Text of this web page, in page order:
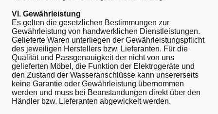
VI. Gewährleistung
Es gelten die gesetzlichen Bestimmungen zur
Gewährleistung von handwerklichen Dienstleistungen.
Gelieferte Waren unterliegen der Gewährleistungspflicht
des jeweiligen Herstellers bzw. Lieferanten. Für die
Qualität und Passgenauigkeit der nicht von uns
gelieferten Möbel, die Funktion der Elektrogeräte und
den Zustand der Wasseranschlüsse kann unsererseits
keine Garantie oder Gewährleistung übernommen
werden und muss bei Beanstandungen direkt über den
Händler bzw. Lieferanten abgewickelt werden.